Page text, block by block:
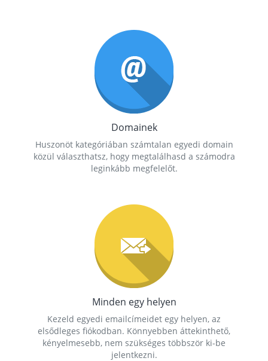
Domainek
Huszonöt kategóriában számtalan egyedi domain
közül választhatsz, hogy megtalálhasd a számodra
leginkább megfelelőt.
Minden egy helyen
Kezeld egyedi emailcímeidet egy helyen, az
elsődleges fiókodban. Könnyebben áttekinthető,
kényelmesebb, nem szükséges többször ki-be
jelentkezni.